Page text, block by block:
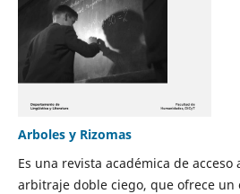
Arboles y Rizomas
Es una revista académica de
arbitraje doble ciego, que ofrece un